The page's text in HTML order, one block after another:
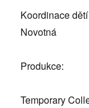
Koordinace
Novotná
Produkce:
Temporary